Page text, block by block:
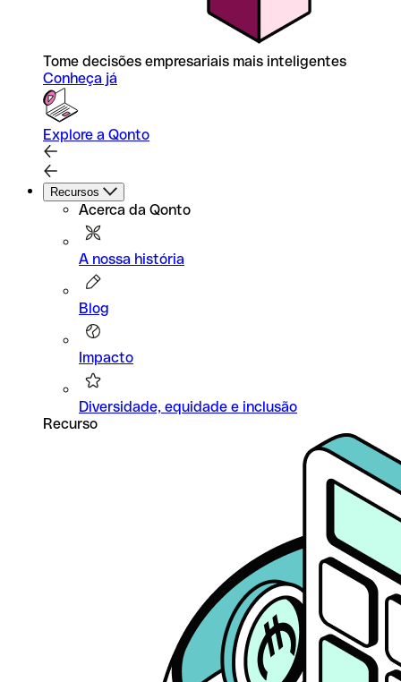
Tome decisões empresariais mais inteligentes
Conheça já
Explore a Qonto
Recursos
Acerca da Qonto
A nossa história
Blog
Impacto
Diversidade, equidade e inclusão
Recurso